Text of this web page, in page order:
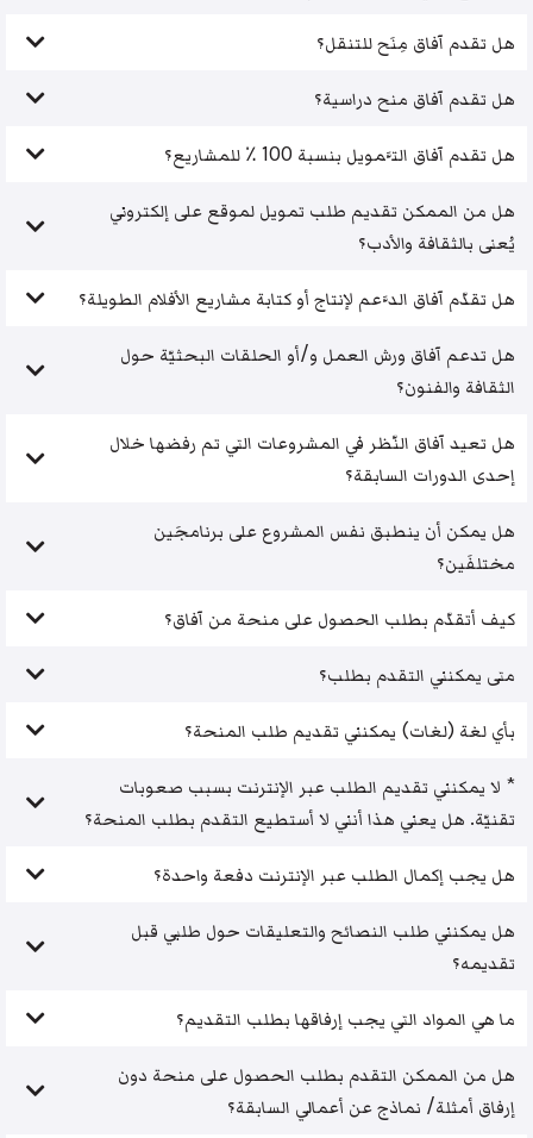
هل تقدم آفاق مِنَح للتنقل؟
هل تقدم آفاق منح دراسية؟
هل تقدم آفاق التَّمويل بنسبة 100 ٪ للمشاريع؟
هل من الممكن تقديم طلب تمويل لموقع على إلكتروني
يُعنى بالثقافة والأدب؟
هل تقدّم آفاق الدَّعم لإنتاج أو كتابة مشاريع الأفلام الطويلة؟
هل تدعم آفاق ورش العمل و/أو الحلقات البحثيّة حول
الثقافة والفنون؟
هل تعيد آفاق النّظر في المشروعات التي تم رفضها خلال
إحدى الدورات السابقة؟
هل يمكن أن ينطبق نفس المشروع على برنامجَين
مختلفَين؟
كيف أتقدّم بطلب الحصول على منحة من آفاق؟
متى يمكنني التقدم بطلب؟
بأي لغة (لغات) يمكنني تقديم طلب المنحة؟
* لا يمكنني تقديم الطلب عبر الإنترنت بسبب صعوبات
تقنيّة. هل يعني هذا أنني لا أستطيع التقدم بطلب المنحة؟
هل يجب إكمال الطلب عبر الإنترنت دفعة واحدة؟
هل يمكنني طلب النصائح والتعليقات حول طلبي قبل
تقديمه؟
ما هي المواد التي يجب إرفاقها بطلب التقديم؟
هل من الممكن التقدم بطلب الحصول على منحة دون
إرفاق أمثلة/ نماذج عن أعمالي السابقة؟